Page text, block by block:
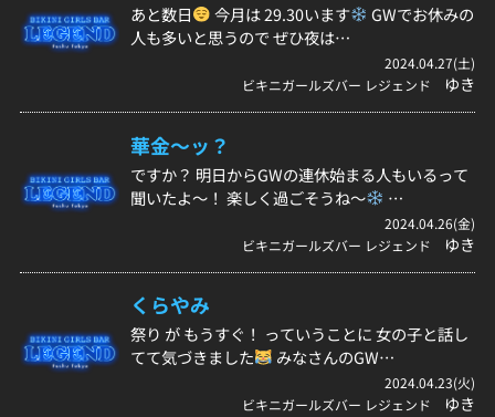
あと数日 今月は 29.30います
GWでお休みの
人も多いと思うので ぜひ夜は…
2024.04.27(土)
ビキニガールズバー レジェンド
ゆき
華金〜ッ？
ですか？ 明日からGWの連休始まる人もいるって
聞いたよ〜！ 楽しく過ごそうね〜
…
2024.04.26(金)
ビキニガールズバー レジェンド
ゆき
くらやみ
祭り が もうすぐ！ っていうことに 女の子と話し
てて気づきました
みなさんのGW…
2024.04.23(火)
ビキニガールズバー レジェンド
ゆき